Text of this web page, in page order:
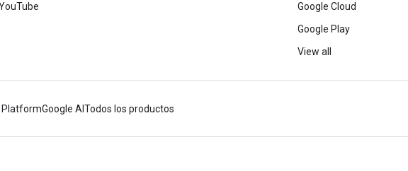
Google Cloud
Google Play
View all
PlatformGoogle AI Todos los productos